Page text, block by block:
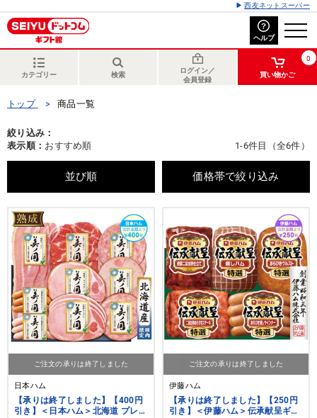
西友ネットスーパー
ヘルプ
カテゴリー 検索
ログイン／
会員登録
0
買い物かご
トップ 商品一覧
絞り込み：
表示順： おすすめ順 1-6件目（全6件）
並び順 価格帯で絞り込み
ご注文の承りは終了しました
日本ハム
【承りは終了しました】【400円
引き】＜日本ハム＞北海道 プレミ
ご注文の承りは終了しました
伊藤ハム
【承りは終了しました】【250円
引き】＜伊藤ハム＞伝承献呈ギフ